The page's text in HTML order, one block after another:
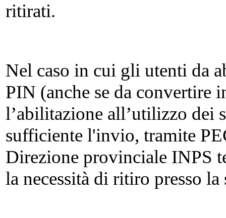
ritirati.
Nel caso in cui gli utenti da
PIN (anche se da convertire
l’abilitazione all’utilizzo dei
sufficiente l'invio, tramite
Direzione provinciale INPS
la necessità di ritiro presso